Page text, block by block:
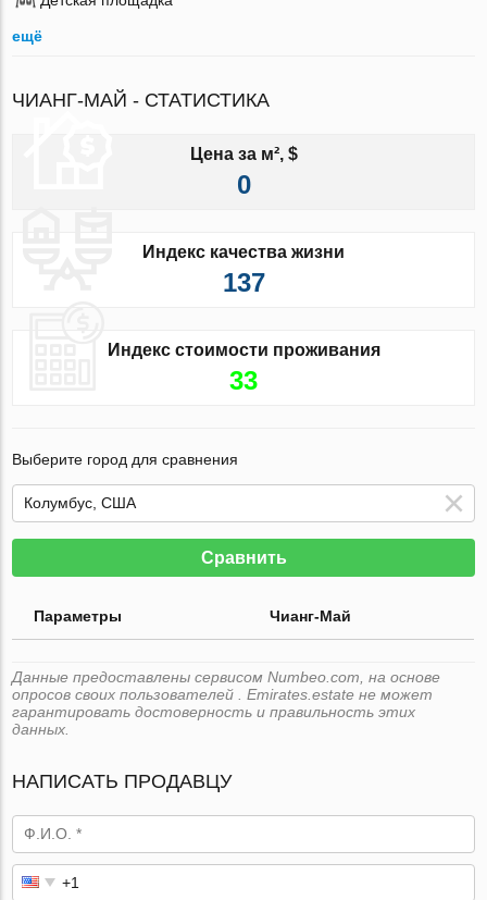
ещё
ЧИАНГ-МАЙ - СТАТИСТИКА
Цена за м², $
0
Индекс качества жизни
137
Индекс стоимости проживания
33
Выберите город для сравнения
Сравнить
Параметры Чианг-Май
Данные предоставлены сервисом Numbeo.com, на основе
опросов своих пользователей . Emirates.estate не может
гарантировать достоверность и правильность этих
данных.
НАПИСАТЬ ПРОДАВЦУ